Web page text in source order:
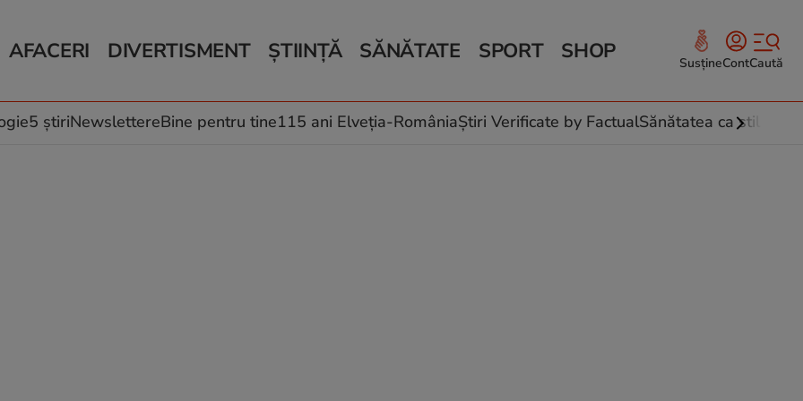
AFACERI
Auto
Locuri de muncă
DIVERTISMENT
Horoscop
Muzică și Filme
ȘTIINȚĂ
Schimbări climatice
SĂNĂTATE
Relații
Rețete culinare
SPORT SHOP SusțineContCaută
5 știriNewslettereBine pentru tine115 ani Elveția-RomâniaȘtiri Verificate by FactualSănătatea ca stil de